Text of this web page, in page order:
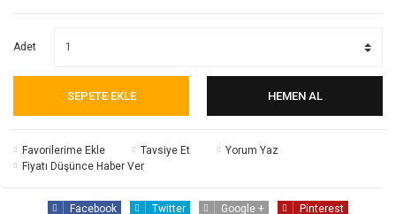
Adet
SEPETE EKLE HEMEN AL
Tavsiye Et
Yorum Yaz
Fiyatı Düşünce Haber Ver
Facebook Twitter Google + Pinterest